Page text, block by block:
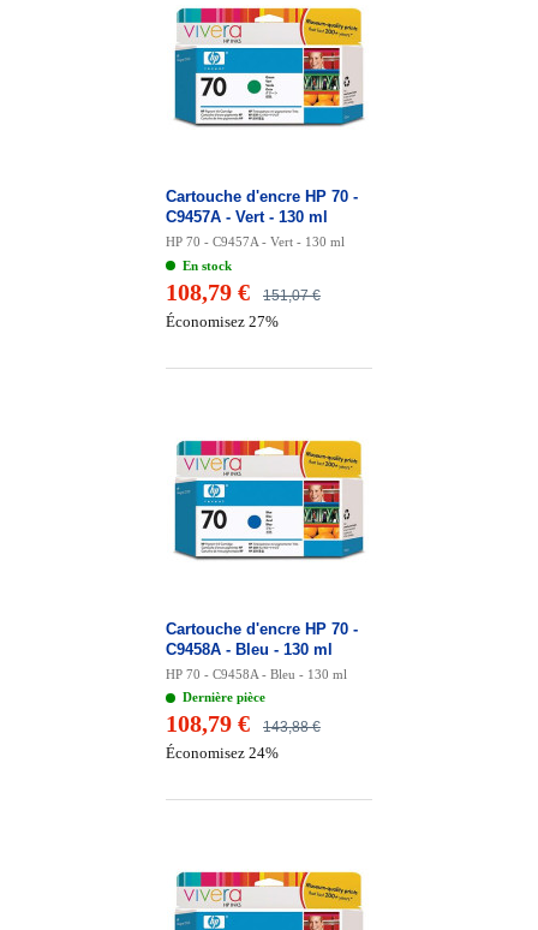
Cartouche d'encre HP 70 -
C9457A - Vert - 130 ml
HP 70 - C9457A - Vert - 130 ml
En stock
151,07 €
108,79 €
Économisez 27%
Cartouche d'encre HP 70 -
C9458A - Bleu - 130 ml
HP 70 - C9458A - Bleu - 130 ml
Dernière pièce
143,88 €
108,79 €
Économisez 24%